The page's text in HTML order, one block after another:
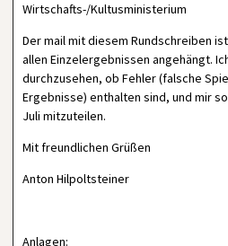
Wirtschafts-/Kultusministerium
Der mail mit diesem Rundschreiben
allen Einzelergebnissen angehängt.
durchzusehen, ob Fehler (falsche
Ergebnisse) enthalten sind, und mir
Juli mitzuteilen.
Mit freundlichen Grüßen
Anton Hilpoltsteiner
Anlagen: